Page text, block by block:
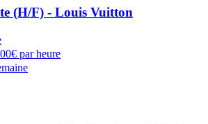
(H/F) - Louis Vuitton
par heure